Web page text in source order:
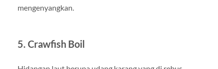
mengenyangkan.
5. Crawfish Boil